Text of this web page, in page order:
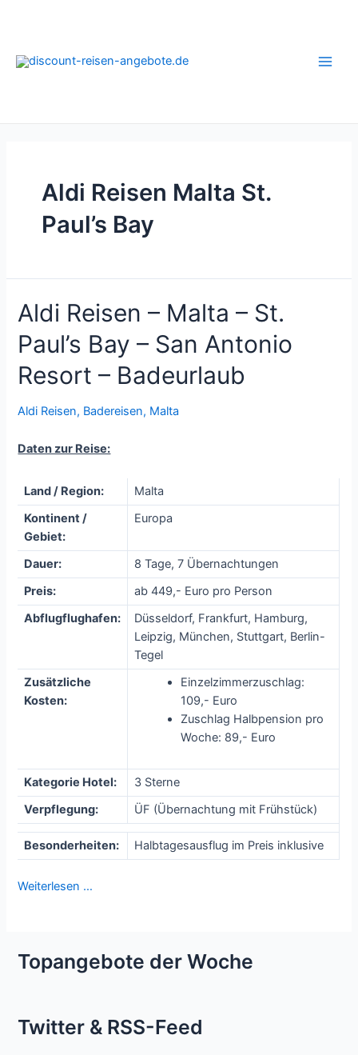
Aldi Reisen Malta St.
Paul’s Bay
Aldi Reisen – Malta – St.
Paul’s Bay – San Antonio
Resort – Badeurlaub
Aldi Reisen, Badereisen, Malta
Daten zur Reise:
Land / Region:
Malta
Kontinent /
Gebiet:
Europa
Dauer:
8 Tage, 7 Übernachtungen
Preis:
ab 449,- Euro pro Person
Abflugflughafen:
Düsseldorf, Frankfurt, Hamburg,
Leipzig, München, Stuttgart, Berlin-
Tegel
Zusätzliche
Kosten:
Einzelzimmerzuschlag:
109,- Euro
Zuschlag Halbpension pro
Woche: 89,- Euro
Kategorie Hotel:
3 Sterne
Verpflegung:
ÜF (Übernachtung mit Frühstück)
Besonderheiten: Halbtagesausflug im Preis inklusive
Weiterlesen …
Topangebote der Woche
Twitter & RSS-Feed